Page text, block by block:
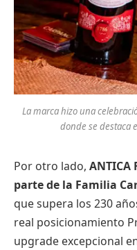
La marca hizo una
donde se destaca
Por otro lado, ANTICA
parte de la Familia
que supera los 230
real posicionamiento
upgrade excepcional